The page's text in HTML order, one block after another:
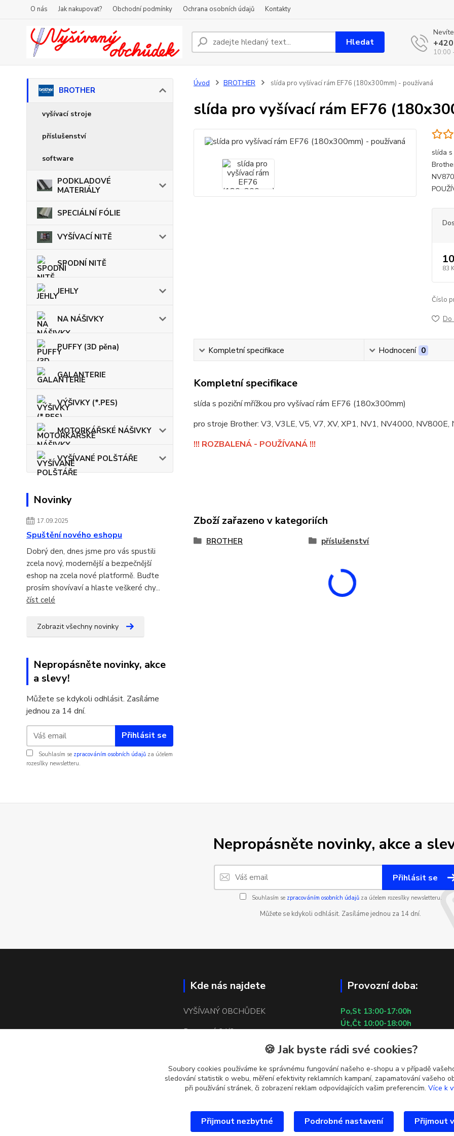
O nás Jak nakupovat? Obchodní podmínky Ochrana osobních údajů Kontakty
Hledat
10:00
BROTHER
vyšívací stroje
příslušenství
software
PODKLADOVÉ
MATERIÁLY
SPECIÁLNÍ FÓLIE
VYŠÍVACÍ NITĚ
SPODNÍ NITĚ
JEHLY
NA NÁŠIVKY
PUFFY (3D pěna)
GALANTERIE
VÝŠIVKY (*.PES)
MOTORKÁŘSKÉ NÁŠIVKY
VYŠÍVANÉ POLŠTÁŘE
Novinky
17.09.2025
Spuštění nového eshopu
Dobrý den, dnes jsme pro vás spustili
zcela nový, modernější a bezpečnější
eshop na zcela nové platformě. Buďte
prosím shovívaví a hlaste veškeré chy...
číst celé
Zobrazit všechny novinky
Nepropásněte novinky, akce
a slevy!
Můžete se kdykoli odhlásit. Zasíláme
jednou za 14 dní.
Přihlásit se
Souhlasím se zpracováním osobních údajů za účelem
rozesílky newsletteru.
Úvod BROTHER slída pro vyšívací rám EF76 (180x300mm) - používaná
slída pro vyšívací rám EF76
slída
83
Číslo
Do
Kompletní specifikace Hodnocení 0
Kompletní specifikace
slída s poziční mřížkou pro vyšívací rám EF76 (180x300mm)
pro stroje Brother: V3, V3LE, V5, V7, XV, XP1, NV1, NV4000,
!!! ROZBALENÁ - POUŽÍVANÁ !!!
Zboží zařazeno v kategoriích
BROTHER příslušenství
Nepropásněte novinky, akce a
Přihlásit se
Souhlasím se zpracováním osobních údajůza účelem rozesílky newsletteru.
Můžete se kdykoli odhlásit. Zasíláme jednou za 14 dní.
Kde nás najdete
VYŠÍVANÝ OBCHŮDEK
Bronzová 24/2
kulaté náměstí u metra Lužiny
Provozní doba:
Po,St 13:00-17:00h
Út,Čt 10:00-18:00h
So,Ne ZAVŘENO
🍪 Jak byste rádi své cookies?
Soubory cookies používáme ke správnému fungování našeho e-shopu a v případě
sledování statistik o webu, měření efektivity reklamních kampaní, zapamatování vašeho
při používání stránek, či zobrazení reklam odpovídajících vašim preferencím. Více k
Přijmout nezbytné Podrobné nastavení Přijmout